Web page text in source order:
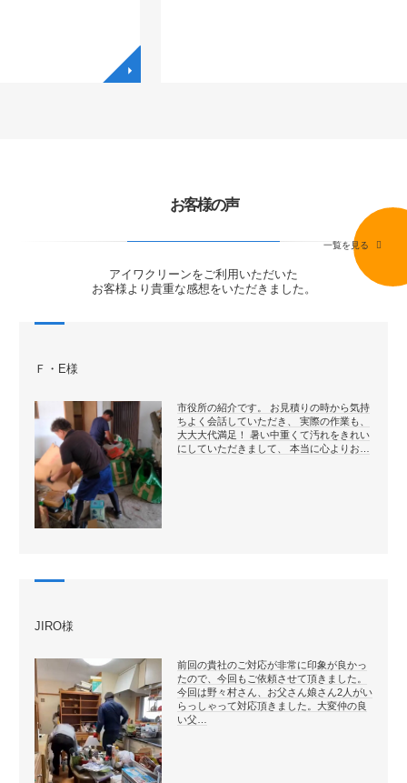
お客様の声
アイワクリーンをご利用いただいた
お客様より貴重な感想をいただきました。
一覧を見る
Ｆ・E様
市役所の紹介です。 お見積りの時から気持
ちよく会話していただき、 実際の作業も、
大大大代満足！ 暑い中重くて汚れをきれい
にしていただきまして、 本当に心よりお…
JIRO様
前回の貴社のご対応が非常に印象が良かっ
たので、今回もご依頼させて頂きました。
今回は野々村さん、お父さん娘さん2人がい
らっしゃって対応頂きました。大変仲の良
い父…